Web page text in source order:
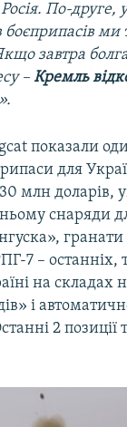
По-друге,
ми
завтра
– Кремль
показали
для
млн доларів,
снаряди
гранати
7 –
на складах
і
2 позиції